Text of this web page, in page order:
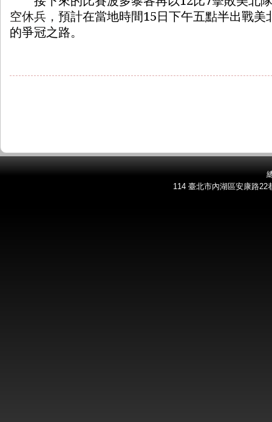
空休兵， 預計在當地時間15日下午五點半出戰
的爭冠之路。
114 臺北市內湖區安康路22